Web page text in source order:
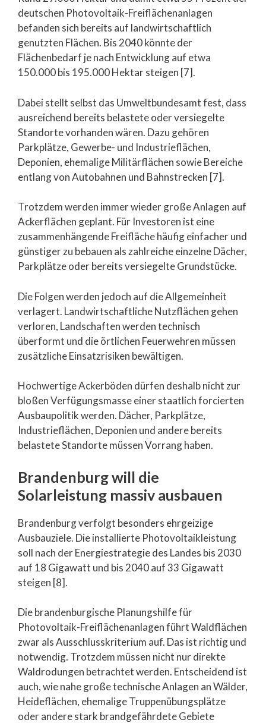
deutschen Photovoltaik-Freiflächenanlagen
befanden sich bereits auf landwirtschaftlich
genutzten Flächen. Bis 2040 könnte der
Flächenbedarf je nach Entwicklung auf etwa
150.000 bis 195.000 Hektar steigen [7].
Dabei stellt selbst das Umweltbundesamt fest, dass
ausreichend bereits belastete oder versiegelte
Standorte vorhanden wären. Dazu gehören
Parkplätze, Gewerbe- und Industrieflächen,
Deponien, ehemalige Militärflächen sowie Bereiche
entlang von Autobahnen und Bahnstrecken [7].
Trotzdem werden immer wieder große Anlagen auf
Ackerflächen geplant. Für Investoren ist eine
zusammenhängende Freifläche häufig einfacher und
günstiger zu bebauen als zahlreiche einzelne Dächer,
Parkplätze oder bereits versiegelte Grundstücke.
Die Folgen werden jedoch auf die Allgemeinheit
verlagert. Landwirtschaftliche Nutzflächen gehen
verloren, Landschaften werden technisch
überformt und die örtlichen Feuerwehren müssen
zusätzliche Einsatzrisiken bewältigen.
Hochwertige Ackerböden dürfen deshalb nicht zur
bloßen Verfügungsmasse einer staatlich forcierten
Ausbaupolitik werden. Dächer, Parkplätze,
Industrieflächen, Deponien und andere bereits
belastete Standorte müssen Vorrang haben.
Brandenburg will die
Solarleistung massiv ausbauen
Brandenburg verfolgt besonders ehrgeizige
Ausbauziele. Die installierte Photovoltaikleistung
soll nach der Energiestrategie des Landes bis 2030
auf 18 Gigawatt und bis 2040 auf 33 Gigawatt
steigen [8].
Die brandenburgische Planungshilfe für
Photovoltaik-Freiflächenanlagen führt Waldflächen
zwar als Ausschlusskriterium auf. Das ist richtig und
notwendig. Trotzdem müssen nicht nur direkte
Waldrodungen betrachtet werden. Entscheidend ist
auch, wie nahe große technische Anlagen an Wälder,
Heideflächen, ehemalige Truppenübungsplätze
oder andere stark brandgefährdete Gebiete